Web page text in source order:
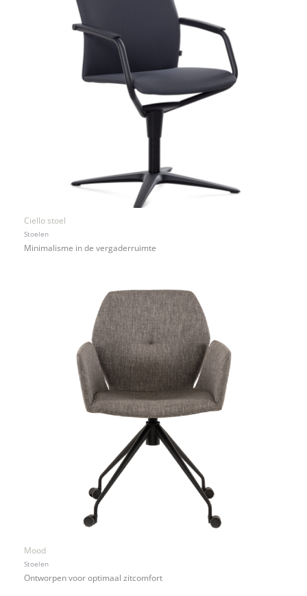
Ciello stoel
Stoelen
Minimalisme in de vergaderruimte
Mood
Stoelen
Ontworpen voor optimaal zitcomfort